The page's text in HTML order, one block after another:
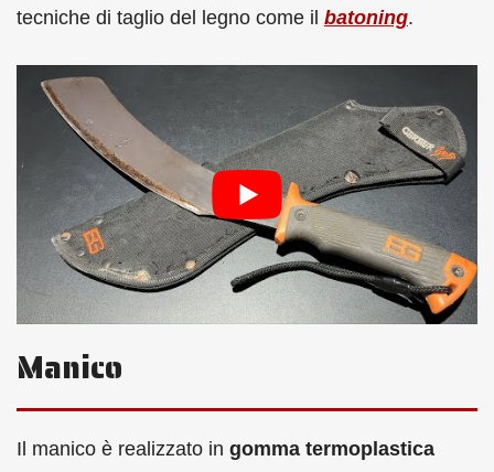
tecniche di taglio del legno come il batoning.
Manico
Il manico è realizzato in gomma termoplastica